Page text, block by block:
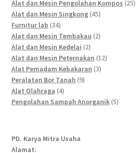
products
Alat dan Mesin Pengolahan Kompos 2525
Alat dan Mesin Singkong 4545
Furnitur lab 3434
products
Alat dan Mesin Tembakau 22
Alat dan Mesin Kedelai 22
products
Alat dan Mesin Peternakan 1212
Alat Pemadam Kebakaran 33
Peralatan Bor Tanah 99
Alat Olahraga 44
products
Pengolahan Sampah Anorganik 55
PD. Karya Mitra Usaha
Alamat: